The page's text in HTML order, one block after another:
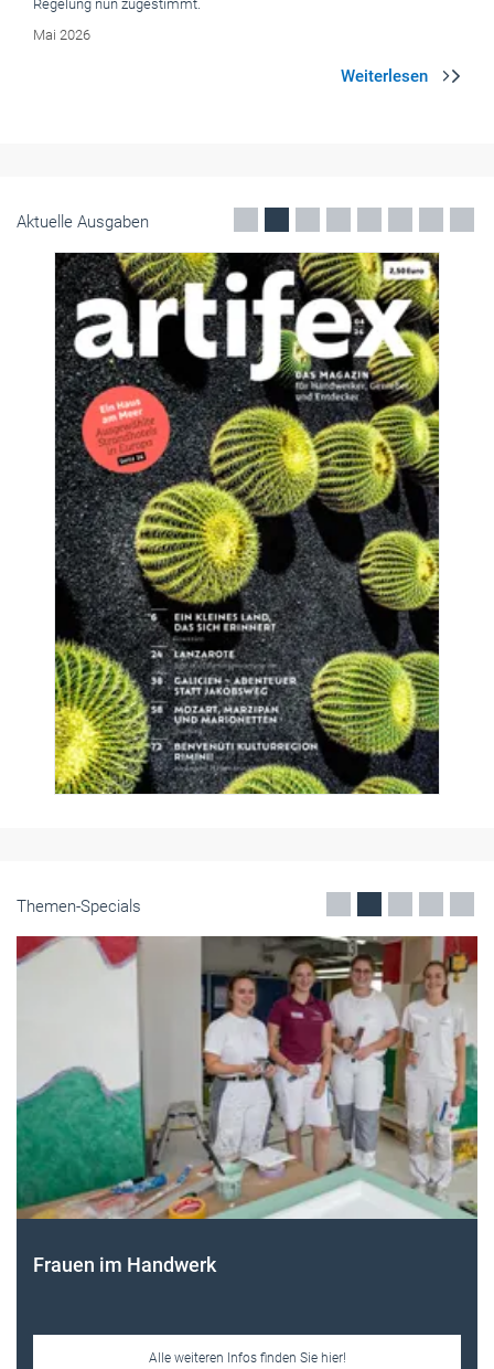
Regelung nun zugestimmt.
Mai 2026
Aktuelle Ausgaben
Themen-Specials
Frauen im Handwerk
Alle weiteren Infos finden Sie hier!